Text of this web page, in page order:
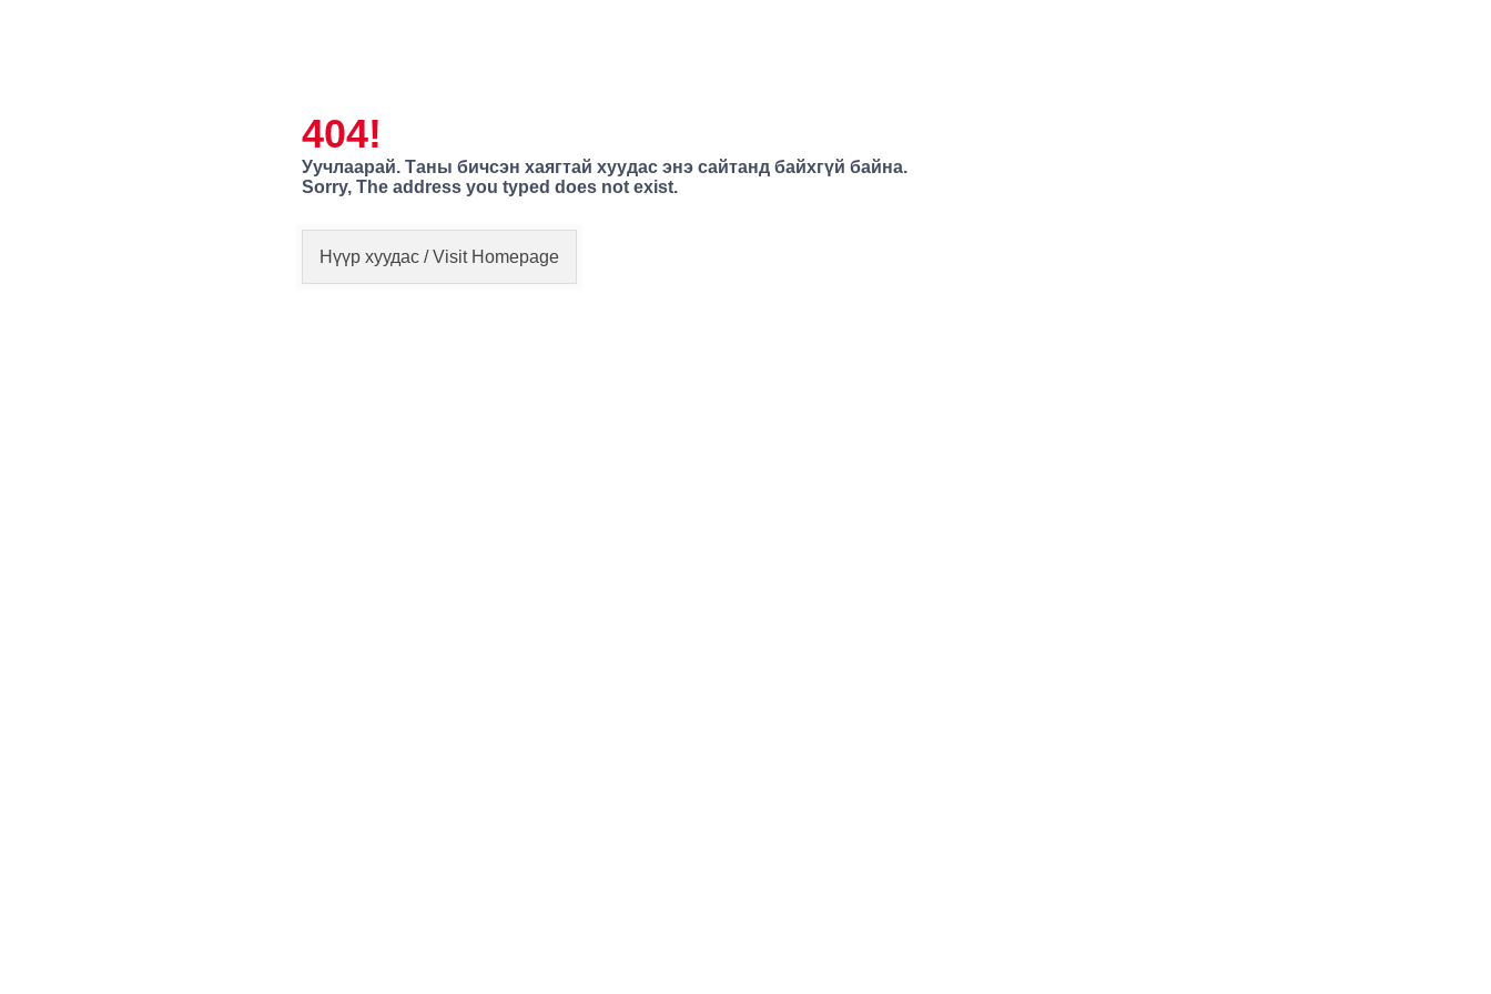
404!
Уучлаарай. Таны бичсэн хаягтай хуудас энэ сайтанд байхгүй байна.
Sorry, The address you typed does not exist.
Нүүр хуудас / Visit Homepage